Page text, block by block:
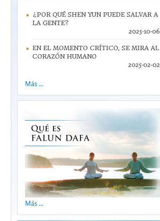
¿POR QUÉ SHEN YUN PUEDE SALVAR A
LA GENTE?
2025-10-06
EN EL MOMENTO CRÍTICO, SE MIRA AL
CORAZÓN HUMANO
2025-02-02
Más ...
Más ...